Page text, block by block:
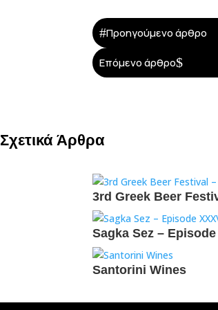
#Προηγούμενο άρθρο
Επόμενο άρθρο$
Σχετικά Άρθρα
3rd Greek Beer
Sagka Sez – Episode
Santorini Wines